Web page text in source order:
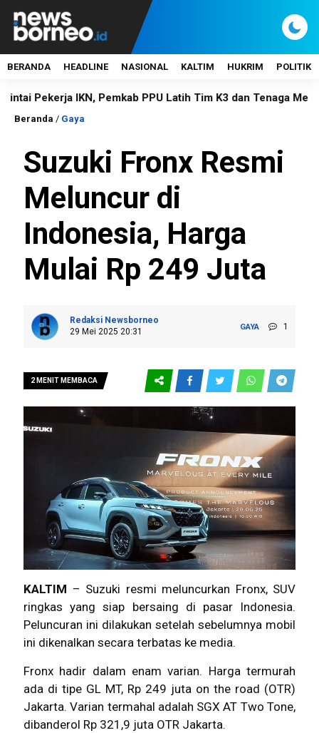
BERANDA HEADLINE NASIONAL KALTIM HUKRIM POLITIK
IKN, Pemkab PPU Latih Tim K3 dan Tenaga Medis
Beranda / Gaya
Suzuki Fronx Resmi
Meluncur di
Indonesia, Harga
Mulai Rp 249 Juta
Redaksi Newsborneo
29 Mei 2025 20:31
GAYA 1
2 MENIT MEMBACA
KALTIM – Suzuki resmi meluncurkan Fronx, SUV
ringkas yang siap bersaing di pasar Indonesia.
Peluncuran ini dilakukan setelah sebelumnya mobil
ini dikenalkan secara terbatas ke media.
Fronx hadir dalam enam varian. Harga termurah
ada di tipe GL MT, Rp 249 juta on the road (OTR)
Jakarta. Varian termahal adalah SGX AT Two Tone,
dibanderol Rp 321,9 juta OTR Jakarta.